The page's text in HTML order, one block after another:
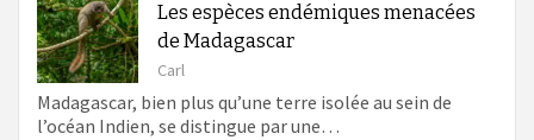
Les espèces endémiques menacées
de Madagascar
Carl
Madagascar, bien plus qu’une terre isolée au sein de
l’océan Indien, se distingue par une…